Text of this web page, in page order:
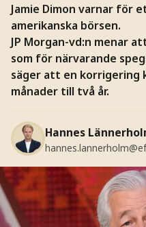
Jamie Dimon varnar för
amerikanska börsen.
JP Morgan-vd:n menar
som för närvarande
säger att en korrigering
månader till två år.
Hannes